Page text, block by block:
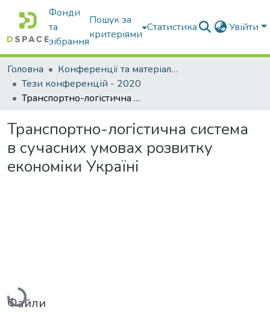
Фонди
та
зібрання
Пошук за
критеріями
Статистика Увійти
Головна
Конференції та матеріали конференцій
Тези конференцій - 2020
Транспортно-логістична система в сучасних умовах розвитку економіки Україні
Транспортно-логістична система
в сучасних умовах розвитку
економіки Україні
Вантажиться...
Файли